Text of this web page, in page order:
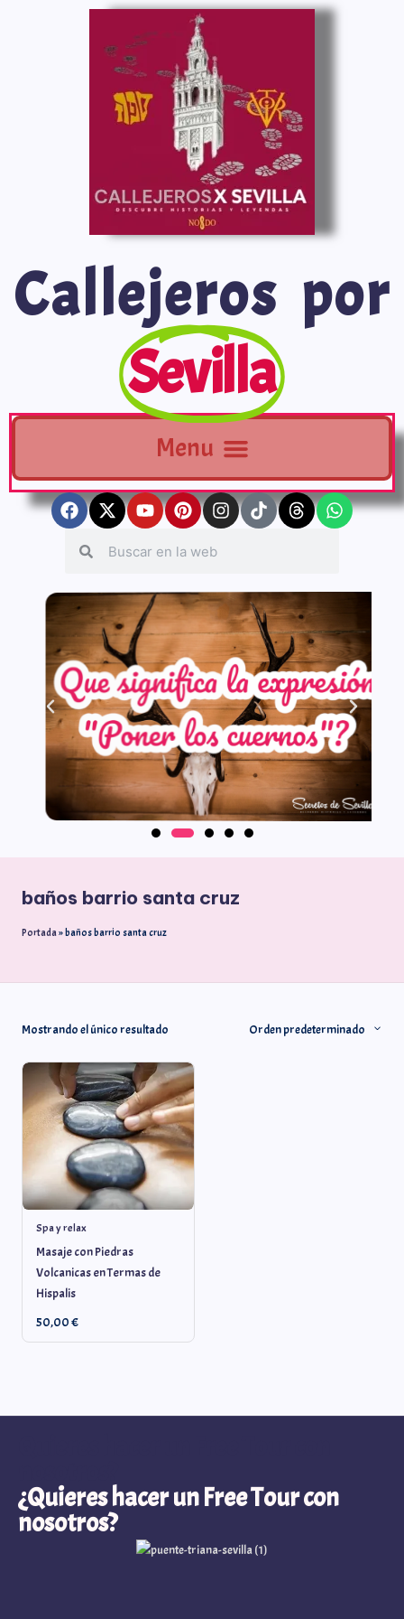
Callejeros por
Sevilla
baños barrio santa cruz
Portada» baños barrio santa cruz
Mostrando el único resultado Orden predeterminado
Spa y relax
Masaje con Piedras
Volcanicas en Termas de
Hispalis
50,00€
¿Quieres hacer un Free Tour con
nosotros?